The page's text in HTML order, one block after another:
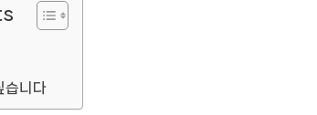
습니다